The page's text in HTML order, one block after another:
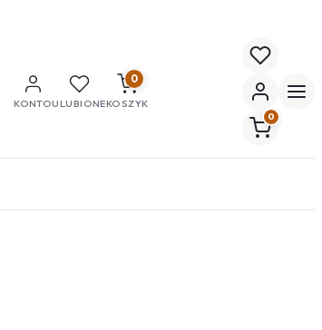
KONTOULUBIONE
0
KOSZYK
0